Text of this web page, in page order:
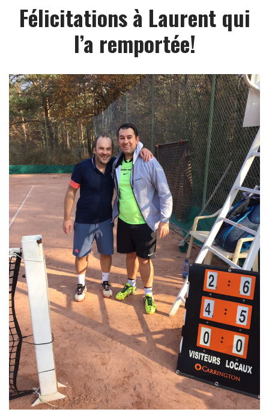
Félicitations à Laurent qui
l’a remportée!